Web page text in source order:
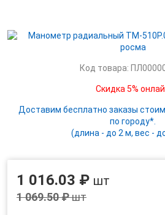
Код товара:
Скидка 5%
Доставим бесплатно заказы
по городу*.
(длина - до 2 м, вес -
1 016.03 ₽ шт
1 069.50 ₽шт